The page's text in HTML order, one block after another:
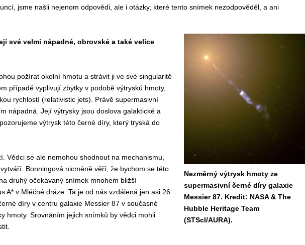
jsme našli nejenom odpovědi, ale i otázky, které tento snímek nezodpověděl, a ani
Nezměrný výtrysk hmoty ze
supermasivní černé díry galaxie
Messier 87. Kredit: NASA & The
Hubble Heritage Team
(STScI/AURA).
své velmi nápadné, obrovské a také velice
požírat okolní hmotu a strávit ji ve své singularitě
případě vyplivují zbytky v podobě výtrysků hmoty,
rychlostí (relativistic jets). Právě supermasivní
nápadná. Její výtrysky jsou doslova galaktické a
výtrysk této černé díry, který tryská do
Vědci se ale nemohou shodnout na mechanismu,
Bonningová nicméně věří, že bychom se této
druhý očekávaný snímek mnohem bližší
A* v Mléčné dráze. Ta je od nás vzdálená jen asi 26
díry v centru galaxie Messier 87 v současné
hmoty. Srovnáním jejich snímků by vědci mohli